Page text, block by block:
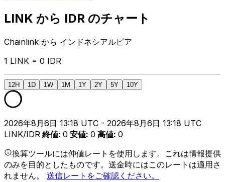
LINK から IDR のチャート
Chainlink から インドネシアルピア
1 LINK = 0 IDR
12H 1D 1W 1M 1Y 2Y 5Y 10Y
2026年8月6日 13:18 UTC - 2026年8月6日 13:18 UTC
LINK/IDR 終値: 0 安値: 0 高値: 0
換算ツールには仲値レートを使用します。これは情報提供
のみを目的としたものです。送金時にはこのレートは適用さ
れません。 送信レートをご確認ください。